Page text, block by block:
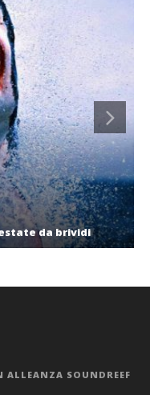
da brividi
SOUNDREEF